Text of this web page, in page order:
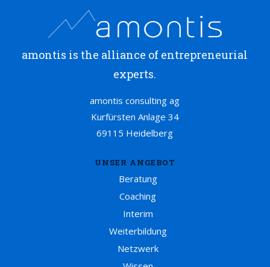
amontis is the alliance of entrepreneurial
experts.
amontis consulting ag
Kurfürsten Anlage 34
69115 Heidelberg
UNSER ANGEBOT
Beratung
Coaching
Interim
Weiterbildung
Netzwerk